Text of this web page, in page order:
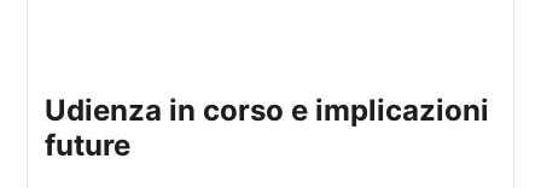
udienza in corso e implicazioni
future